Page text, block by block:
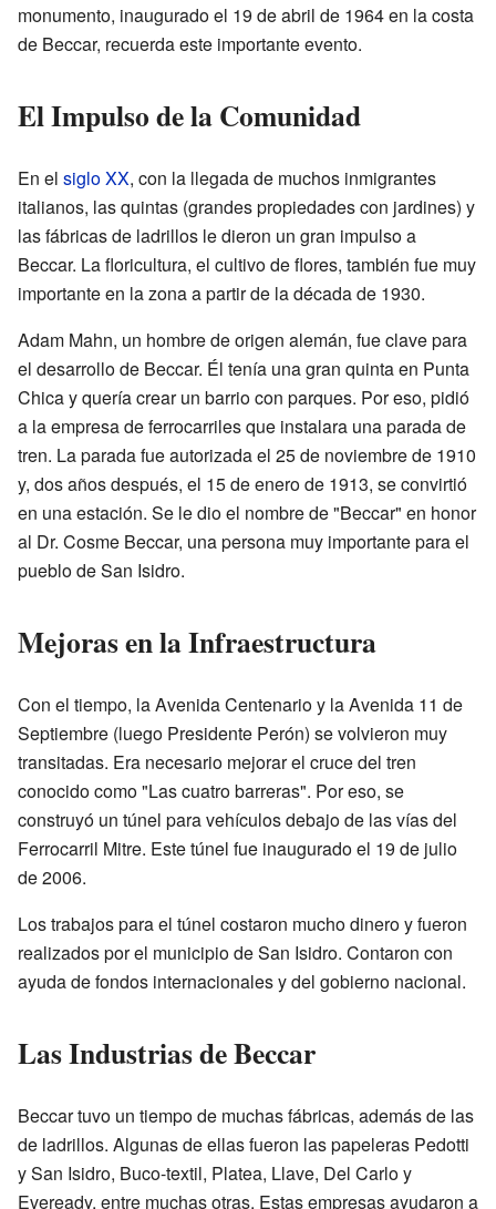
monumento, inaugurado el 19 de abril de 1964 en la costa
de Beccar, recuerda este importante evento.
El Impulso de la Comunidad
En el siglo XX, con la llegada de muchos inmigrantes
italianos, las quintas (grandes propiedades con jardines) y
las fábricas de ladrillos le dieron un gran impulso a
Beccar. La floricultura, el cultivo de flores, también fue muy
importante en la zona a partir de la década de 1930.
Adam Mahn, un hombre de origen alemán, fue clave para
el desarrollo de Beccar. Él tenía una gran quinta en Punta
Chica y quería crear un barrio con parques. Por eso, pidió
a la empresa de ferrocarriles que instalara una parada de
tren. La parada fue autorizada el 25 de noviembre de 1910
y, dos años después, el 15 de enero de 1913, se convirtió
en una estación. Se le dio el nombre de "Beccar" en honor
al Dr. Cosme Beccar, una persona muy importante para el
pueblo de San Isidro.
Mejoras en la Infraestructura
Con el tiempo, la Avenida Centenario y la Avenida 11 de
Septiembre (luego Presidente Perón) se volvieron muy
transitadas. Era necesario mejorar el cruce del tren
conocido como "Las cuatro barreras". Por eso, se
construyó un túnel para vehículos debajo de las vías del
Ferrocarril Mitre. Este túnel fue inaugurado el 19 de julio
de 2006.
Los trabajos para el túnel costaron mucho dinero y fueron
realizados por el municipio de San Isidro. Contaron con
ayuda de fondos internacionales y del gobierno nacional.
Las Industrias de Beccar
Beccar tuvo un tiempo de muchas fábricas, además de las
de ladrillos. Algunas de ellas fueron las papeleras Pedotti
y San Isidro, Buco-textil, Platea, Llave, Del Carlo y
Eveready, entre muchas otras. Estas empresas ayudaron a